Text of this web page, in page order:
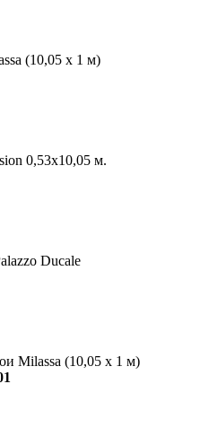
(10,05 х 1 м)
0,53х10,05 м.
Ducale
Milassa (10,05 х 1 м)